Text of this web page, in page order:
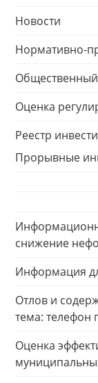
Новости
Нормативно-
Общественный
Оценка
Реестр
Прорывные
снижение
Информация
Отлов и
тема: телефон
Оценка